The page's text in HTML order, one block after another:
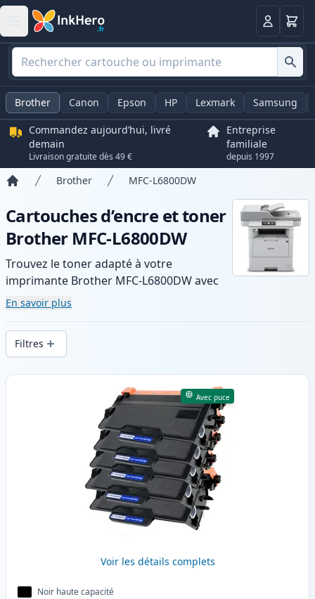
Panier
Brother Canon Epson HP Lexmark Samsung
Commandez aujourd’hui, livré
demain
Livraison gratuite dès 49 €
Entreprise
familiale
depuis 1997
Brother MFC-L6800DW
Cartouches d’encre et toner
Brother MFC-L6800DW
Trouvez le toner adapté à votre
imprimante Brother MFC-L6800DW avec
notre gamme de cartouches compatibles
et haute capacité. Profitez d’une qualité
d’impression constante et d’une livraison
rapide depuis un stock local en .
En savoir plus
Filtres
Produits
Avec puce
Voir les détails complets
Noir haute capacité